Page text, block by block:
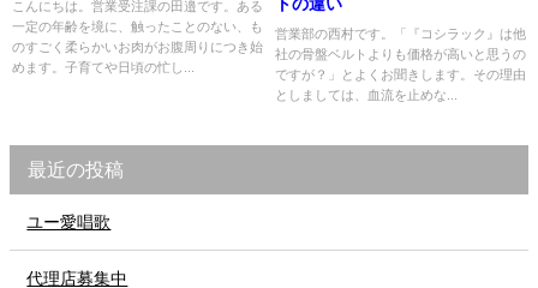
こんにちは。営業受注課の田邉です。ある
一定の年齢を境に、触ったことのない、も
のすごく柔らかいお肉がお腹周りにつき始
めます。子育てや日頃の忙し...
トの違い
営業部の西村です。「『コシラック』は他
社の骨盤ベルトよりも価格が高いと思うの
ですが？」とよくお聞きします。その理由
としましては、血流を止めな...
最近の投稿
ユー愛唱歌
代理店募集中